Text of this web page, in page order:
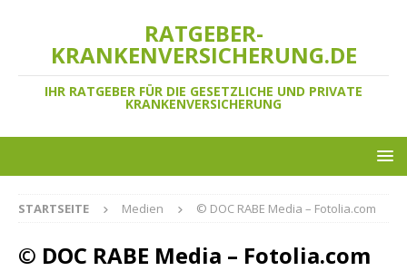
RATGEBER-
KRANKENVERSICHERUNG.DE
IHR RATGEBER FÜR DIE GESETZLICHE UND PRIVATE
KRANKENVERSICHERUNG
STARTSEITE Medien © DOC RABE Media – Fotolia.com
© DOC RABE Media – Fotolia.com